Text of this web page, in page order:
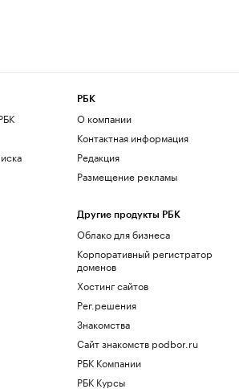
РБК
О компании
Контактная информация
Редакция
Размещение рекламы
Другие продукты РБК
Облако для бизнеса
Корпоративный регистратор
доменов
Хостинг сайтов
Рег.решения
Знакомства
Сайт знакомств podbor.ru
РБК Компании
РБК Курсы